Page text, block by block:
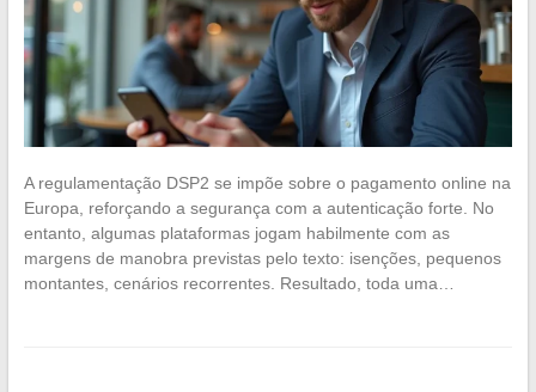
A regulamentação DSP2 se impõe sobre o pagamento online na
Europa, reforçando a segurança com a autenticação forte. No
entanto, algumas plataformas jogam habilmente com as
margens de manobra previstas pelo texto: isenções, pequenos
montantes, cenários recorrentes. Resultado, toda uma…